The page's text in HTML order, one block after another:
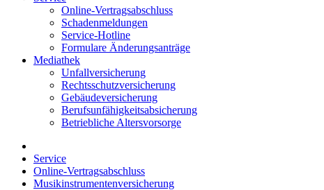
Online-Vertragsabschluss
Schadenmeldungen
Service-Hotline
Formulare Änderungsanträge
Mediathek
Unfallversicherung
Rechtsschutzversicherung
Gebäudeversicherung
Berufsunfähigkeitsabsicherung
Betriebliche Altersvorsorge
Service
Online-Vertragsabschluss
Musikinstrumentenversicherung